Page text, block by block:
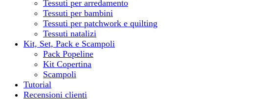
Tessuti per arredamento
Tessuti per bambini
Tessuti per patchwork e quilting
Tessuti natalizi
Kit, Set, Pack e Scampoli
Pack Popeline
Kit Copertina
Scampoli
Tutorial
Recensioni clienti